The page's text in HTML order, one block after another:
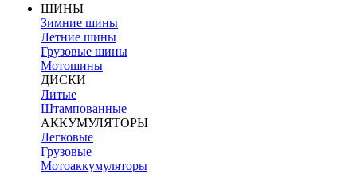
ШИНЫ
Зимние шины
Летние шины
Грузовые шины
Мотошины
ДИСКИ
Литые
Штампованные
АККУМУЛЯТОРЫ
Легковые
Грузовые
Мотоаккумуляторы